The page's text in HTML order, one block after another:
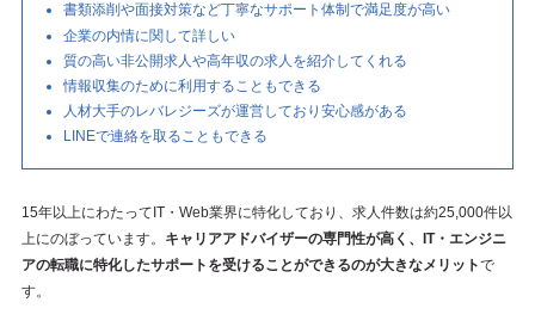
書類添削や面接対策など丁寧なサポート体制で満足度が高い
企業の内情に関して詳しい
質の高い非公開求人や高年収の求人を紹介してくれる
情報収集のために利用することもできる
人材大手のレバレジーズが運営しており安心感がある
LINEで連絡を取ることもできる
15年以上にわたってIT・Web業界に特化しており、求人件数は約25,000件以
上にのぼっています。 キャリアアドバイザーの専門性が高く、IT・エンジニ
アの転職に特化したサポートを受けることができるのが大きなメリットで
す。